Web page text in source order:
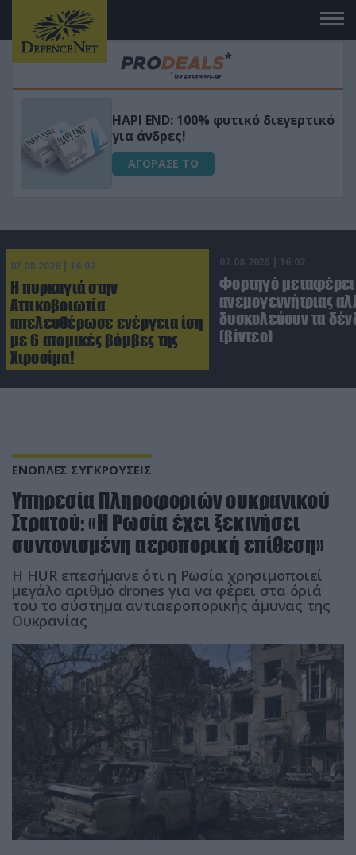
Μεταμόρφωσε τον κήπο σου με το
Ultra Box Μίνι Αλυσοπρίονο με
μπαταρία λιθίου
ΑΓΟΡΑΣΕ ΤΟ
07.08.2026 | 16:02
Η πυρκαγιά στην
Αττικοβοιωτία
απελευθέρωσε ενέργεια ίση
με 6 ατομικές βόμβες της
Χιροσίμα!
07.08.2026 | 16:02
Φορτηγό μεταφέρει
ανεμογεννήτριας
δυσκολεύουν τα
(βίντεο)
ΕΝΟΠΛΕΣ ΣΥΓΚΡΟΥΣΕΙΣ
Υπηρεσία Πληροφοριών ουκρανικού
Στρατού: «Η Ρωσία έχει ξεκινήσει
συντονισμένη αεροπορική επίθεση»
Η HUR επεσήμανε ότι η Ρωσία χρησιμοποιεί
μεγάλο αριθμό drones για να φέρει στα όριά
του το σύστημα αντιαεροπορικής άμυνας της
Ουκρανίας